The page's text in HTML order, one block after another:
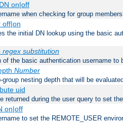
on|off
when checking for group
off|on
the initial DN lookup using the basic
regex substitution
the basic authentication username
Number
nesting depth that will be
uid
returned during the user query to set
on|off
to set the REMOTE_USER